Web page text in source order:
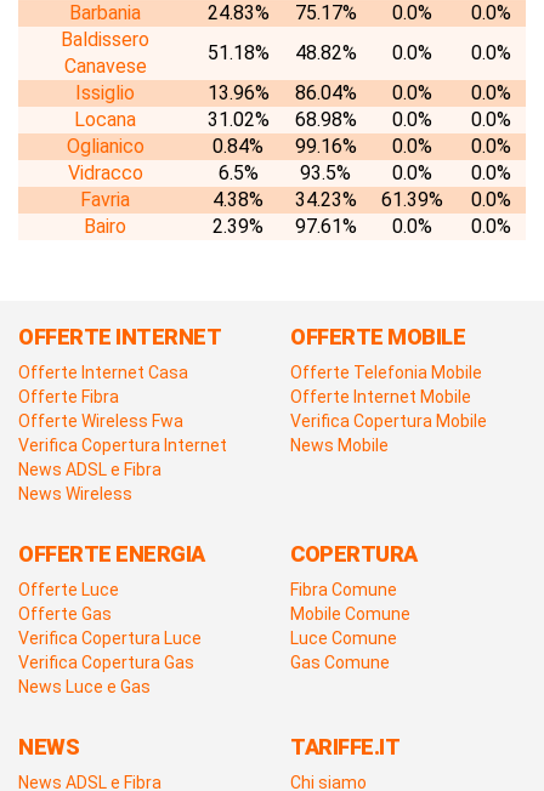
Barbania
24.83% 75.17% 0.0%
0.0%
Baldissero
Canavese
51.18% 48.82% 0.0%
0.0%
Issiglio
13.96% 86.04% 0.0%
0.0%
Locana
31.02% 68.98% 0.0%
0.0%
Oglianico
0.84% 99.16% 0.0%
0.0%
Vidracco
6.5% 93.5% 0.0%
0.0%
Favria
4.38% 34.23% 61.39%
0.0%
Bairo
2.39% 97.61% 0.0% 0.0%
OFFERTE INTERNET
Offerte Internet Casa
Offerte Fibra
Offerte Wireless Fwa
Verifica Copertura Internet
News ADSL e Fibra
News Wireless
OFFERTE MOBILE
Offerte Telefonia Mobile
Offerte Internet Mobile
Verifica Copertura Mobile
News Mobile
OFFERTE ENERGIA
Offerte Luce
Offerte Gas
Verifica Copertura Luce
Verifica Copertura Gas
News Luce e Gas
COPERTURA
Fibra Comune
Mobile Comune
Luce Comune
Gas Comune
NEWS
News ADSL e Fibra
TARIFFE.IT
Chi siamo